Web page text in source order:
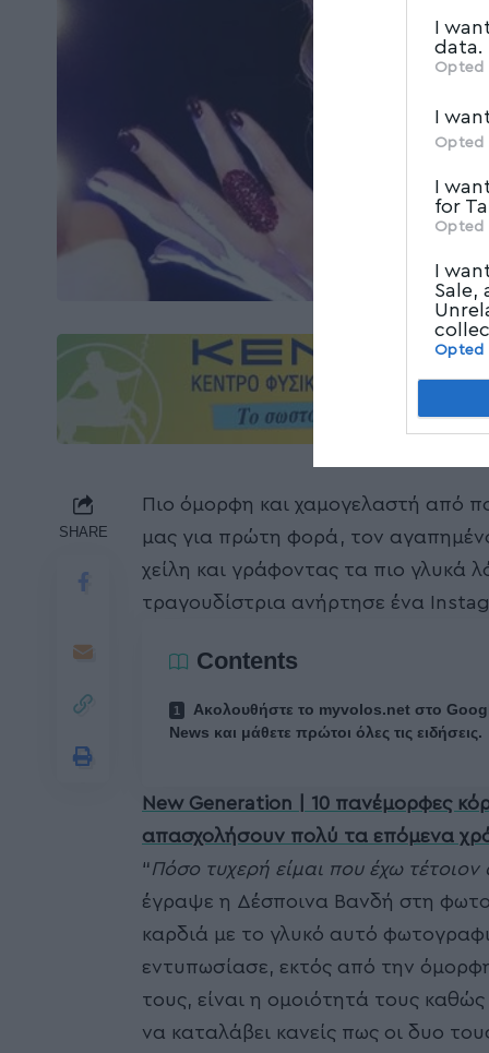
I
data.
Opted
I
Opted
I
for
Opted
I
Sale,
Opted
SHARE
Πιο όμορφη και χαμογελαστή από
μας για πρώτη φορά, τον
χείλη και γράφοντας τα πιο γλυκά
τραγουδίστρια ανήρτησε ένα
Contents
Ακολουθήστε το myvolos.net στο
News και μάθετε πρώτοι όλες τις ειδήσεις.
New Generation | 10 πανέμορφες
απασχολήσουν πολύ τα επόμενα
“Πόσο τυχερή είμαι που έχω
έγραψε η Δέσποινα Βανδή στη
καρδιά με το γλυκό αυτό
εντυπωσίασε, εκτός από την
τους, είναι η ομοιότητά τους
να καταλάβει κανείς πως οι δυο